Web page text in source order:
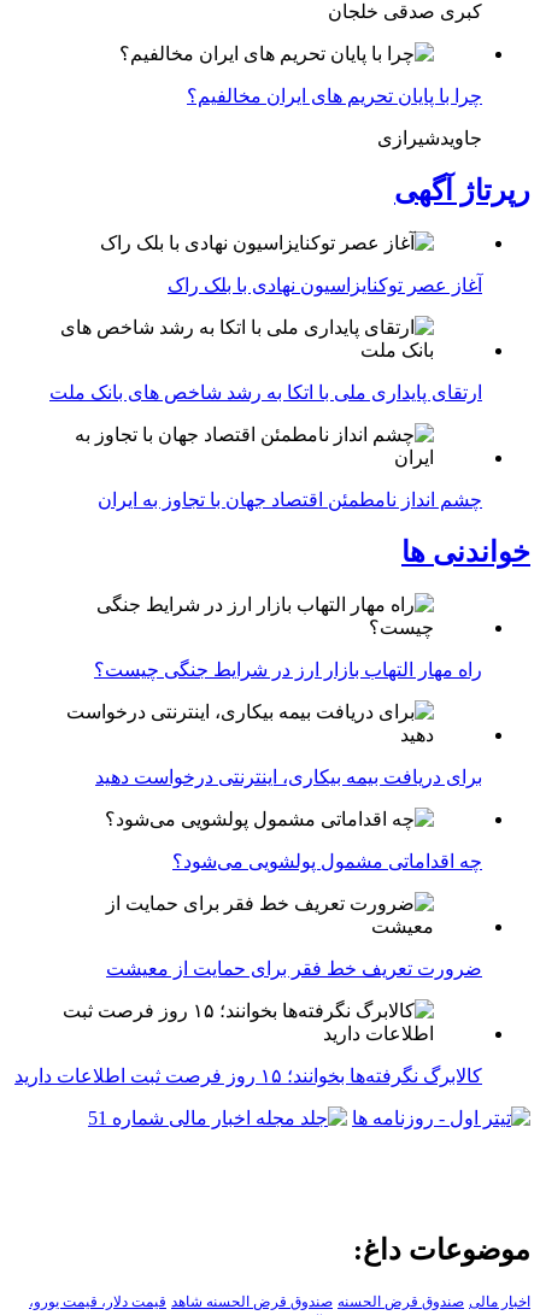
کبری صدقی خلجان
چرا با پایان تحریم های ایران مخالفیم؟
جاویدشیرازی
رپرتاژ آگهی
آغاز عصر توکنایزاسیون نهادی با بلک راک
ارتقای پایداری ملی با اتکا به رشد شاخص های بانک ملت
چشم انداز نامطمئن اقتصاد جهان با تجاوز به ایران
خواندنی ها
راه مهار التهاب بازار ارز در شرایط جنگی چیست؟
برای دریافت بیمه بیکاری، اینترنتی درخواست دهید
چه اقداماتی مشمول پولشویی می‌شود؟
ضرورت تعریف خط فقر برای حمایت از معیشت
کالابرگ نگرفته‌ها بخوانند؛ ۱۵ روز فرصت ثبت اطلاعات دارید
موضوعات داغ:
اخبار مالی صندوق قرض الحسنه صندوق قرض الحسنه شاهد قیمت دلار، قیمت یورو،